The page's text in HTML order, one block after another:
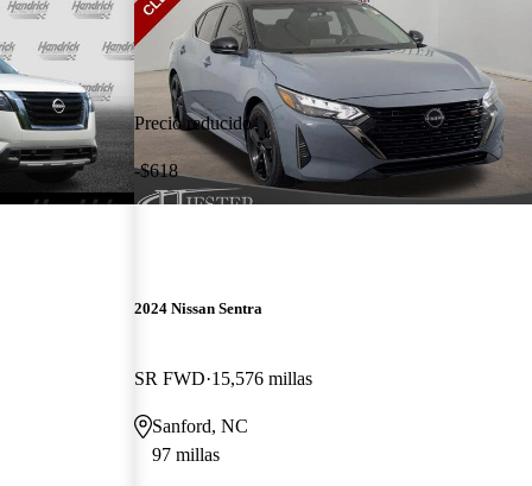
Precio reducido
-$618
2024 Nissan Sentra
SR FWD 15,576 millas
Sanford, NC
97 millas